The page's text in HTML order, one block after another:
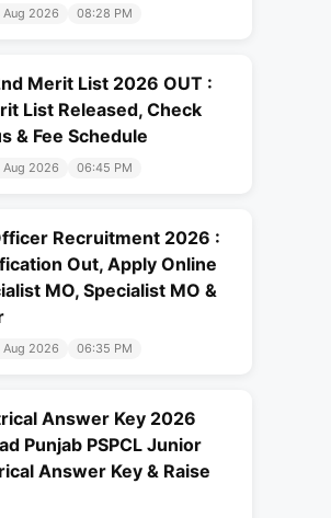
Aug 2026 08:28 PM
Merit List 2026 OUT :
List Released, Check
& Fee Schedule
Aug 2026 06:45 PM
Recruitment 2026 :
Out, Apply Online
MO, Specialist MO &
Aug 2026 06:35 PM
Answer Key 2026
Punjab PSPCL Junior
Answer Key & Raise